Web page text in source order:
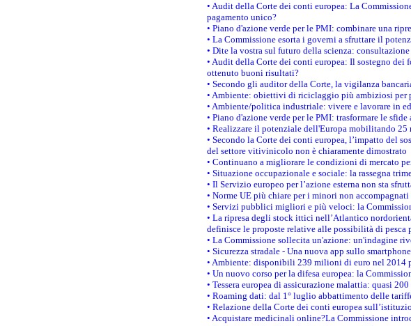
• Audit della Corte dei conti europea: La
pagamento unico?
• Piano d'azione verde per le PMI: combinare una
• La Commissione esorta i governi a sfruttare il
• Dite la vostra sul futuro della scienza:
• Audit della Corte dei conti europea: Il sostegno
ottenuto buoni risultati?
• Secondo gli auditor della Corte, la vigilanza
• Ambiente: obiettivi di riciclaggio più ambiziosi per
• Ambiente/politica industriale: vivere e lavorare in
• Piano d'azione verde per le PMI: trasformare le
• Realizzare il potenziale dell'Europa mobilitando
• Secondo la Corte dei conti europea, l’impatto del
del settore vitivinicolo non è chiaramente dimostrato
• Continuano a migliorare le condizioni di mercato
• Situazione occupazionale e sociale: la rassegna
• Il Servizio europeo per l’azione esterna non sta
• Norme UE più chiare per i minori non
• Servizi pubblici migliori e più veloci: la
• La ripresa degli stock ittici nell’Atlantico
definisce le proposte relative alle possibilità di pesca
• La Commissione sollecita un'azione: un'indagine
• Sicurezza stradale - Una nuova app sullo
• Ambiente: disponibili 239 milioni di euro nel 2014
• Un nuovo corso per la difesa europea: la
• Tessera europea di assicurazione malattia: quasi
• Roaming dati: dal 1° luglio abbattimento delle
• Relazione della Corte dei conti europea
• Acquistare medicinali online?La Commissione